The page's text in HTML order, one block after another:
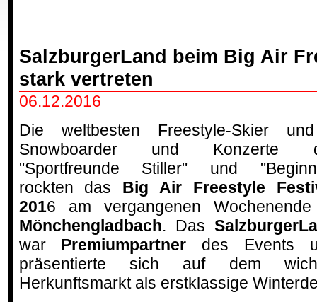
SalzburgerLand beim Big Air
stark vertreten
06.12.2016
Die weltbesten Freestyle-Skier
Snowboarder und Konzerte
"Sportfreunde Stiller" und
rockten das Big Air Freestyle
2016 am vergangenen
Mönchengladbach. Das
war Premiumpartner des Events
präsentierte sich auf dem
Herkunftsmarkt als erstklassige